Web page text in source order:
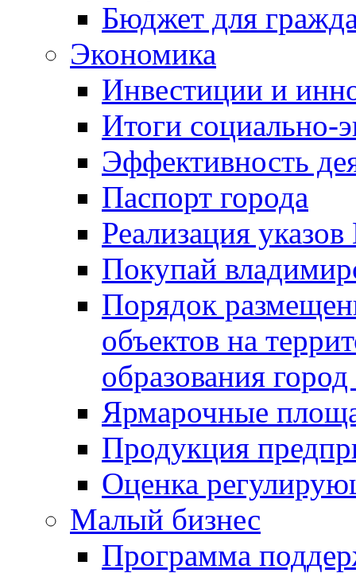
Бюджет для
Экономика
Инвестиции и
Итоги социально-
Эффективность
Паспорт города
Реализация
Покупай
Порядок
объектов на
образования
Ярмарочные
Продукция
Оценка
Малый бизнес
Программа